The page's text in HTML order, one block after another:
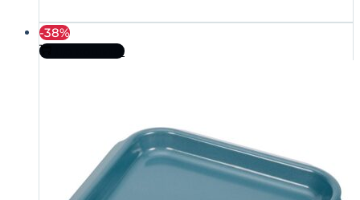
-38%
До кошика